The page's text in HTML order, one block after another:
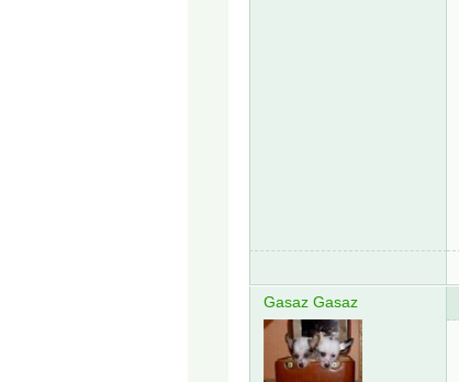
Gasaz Gasaz